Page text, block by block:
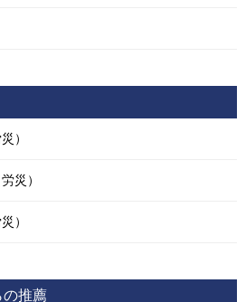
）
災）
）
の推薦